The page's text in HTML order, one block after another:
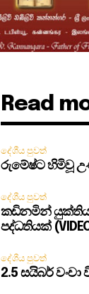
Read
දේශීය පුවත්
රුමේෂ්ට හිමිවූ
දේශීය පුවත්
කඩිනමින්
පද්ධතියක්
දේශීය පුවත්
2.5 සයිබර් වංචා